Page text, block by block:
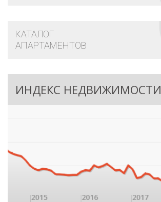
КАТАЛОГ
АПАРТАМЕНТОВ
ИНДЕКС НЕДВИЖИМОСТИ